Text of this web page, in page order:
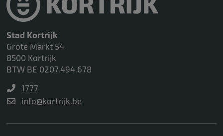
Stad Kortrijk
Grote Markt 54
8500 Kortrijk
BTW BE 0207.494.678
1777
info@kortrijk.be